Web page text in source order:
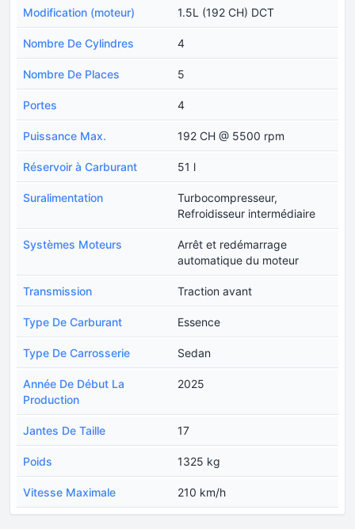
Modification (moteur) 1.5L (192 CH) DCT
Nombre De Cylindres 4
Nombre De Places 5
Portes 4
Puissance Max. 192 CH @ 5500 rpm
Réservoir à Carburant 51 l
Suralimentation
Turbocompresseur,
Refroidisseur intermédiaire
Systèmes Moteurs
Arrêt et redémarrage
automatique du moteur
Transmission Traction avant
Type De Carburant Essence
Type De Carrosserie Sedan
Année De Début La
Production
2025
Jantes De Taille 17
Poids 1325 kg
Vitesse Maximale 210 km/h